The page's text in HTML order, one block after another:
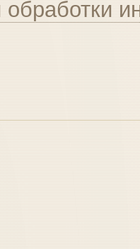
обработки